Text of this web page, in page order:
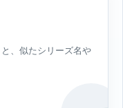
、似たシリーズ名や